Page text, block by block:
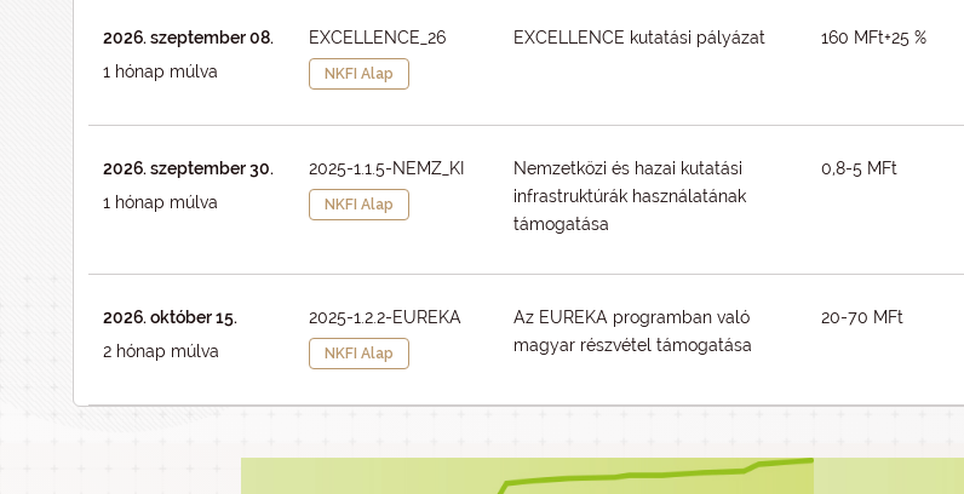
2026. szeptember 08.
1 hónap múlva
EXCELLENCE_26
NKFI Alap
EXCELLENCE kutatási pályázat 160 MFt+25 %
2026. szeptember 30.
1 hónap múlva
2025-1.1.5-NEMZ_KI
NKFI Alap
Nemzetközi és hazai kutatási
infrastruktúrák használatának
támogatása
0,8-5 MFt
2026. október 15.
2 hónap múlva
2025-1.2.2-EUREKA
NKFI Alap
Az EUREKA programban való
magyar részvétel támogatása
20-70 MFt